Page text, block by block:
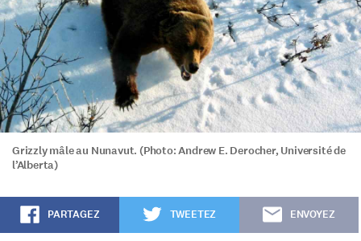
Grizzly mâle au Nunavut. (Photo: Andrew E. Derocher, Université de
l’Alberta)
PARTAGEZ TWEETEZ ENVOYEZ